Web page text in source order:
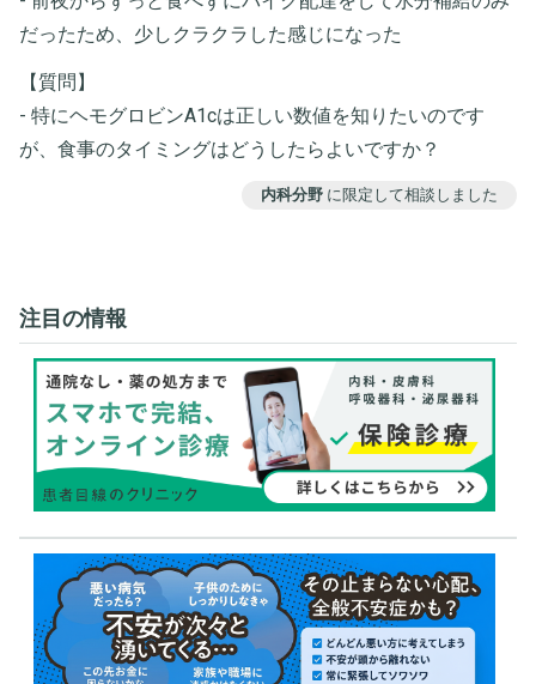
だったため、少しクラクラした感じになった
【質問】
- 特にヘモグロビンA1cは正しい数値を知りたいのです
が、食事のタイミングはどうしたらよいですか？
内科分野 に限定して相談しました
注目の情報